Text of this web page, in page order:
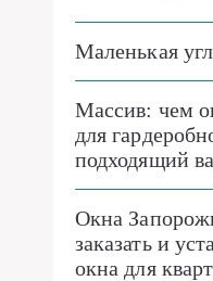
Маленькая
Массив: чем
для
подходящий
Окна
заказать и
окна для